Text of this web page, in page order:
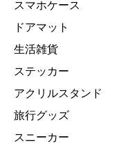
スマホケース
ドアマット
生活雑貨
ステッカー
アクリルスタンド
旅行グッズ
スニーカー